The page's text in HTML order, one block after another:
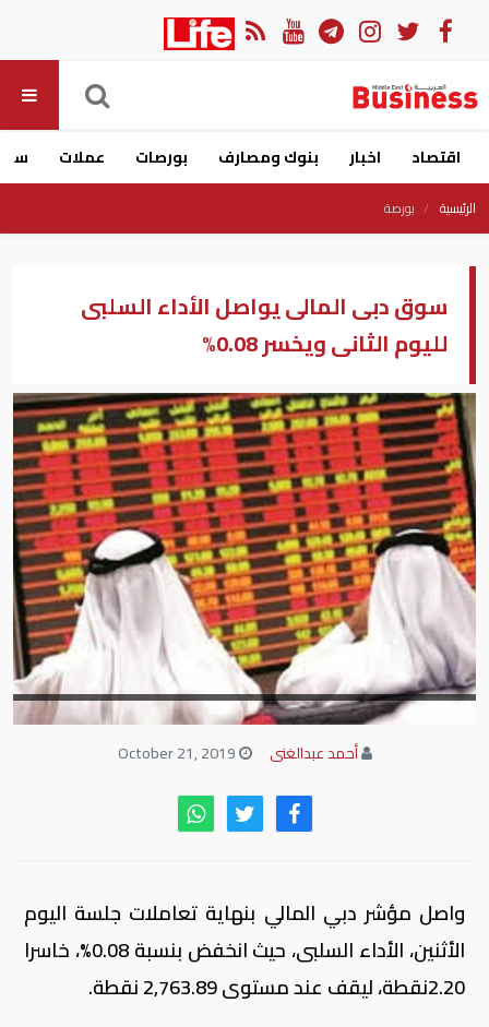
اقتصاد اخبار بنوك ومصارف بورصات عملات
الرئيسية بورصة
سوق دبى المالى يواصل الأداء السلبى
لليوم الثانى ويخسر 0.08%
أحمد عبدالغنى
واصل مؤشر دبي المالي بنهاية تعاملات جلسة اليوم
الأثنين، الأداء السلبى، حيث انخفض بنسبة 0.08%، خاسرا
2.20نقطة، ليقف عند مستوى 2,763.89 نقطة
.